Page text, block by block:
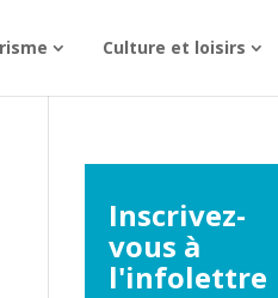
Culture et loisirs
Inscrivez-
vous à
l'infolettre